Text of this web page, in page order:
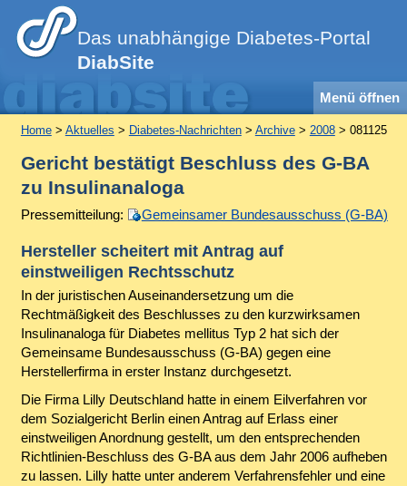
Das unabhängige Diabetes-Portal
DiabSite
Menü öffnen
Home> Aktuelles > Diabetes-Nachrichten> Archive> 2008> 081125
Gericht bestätigt Beschluss des G-BA
zu Insulinanaloga
Pressemitteilung: Gemeinsamer Bundesausschuss (G-BA)
Hersteller scheitert mit Antrag auf
einstweiligen Rechtsschutz
In der juristischen Auseinandersetzung um die
Rechtmäßigkeit des Beschlusses zu den kurzwirksamen
Insulinanaloga für Diabetes mellitus Typ 2 hat sich der
Gemeinsame Bundesausschuss (G-BA) gegen eine
Herstellerfirma in erster Instanz durchgesetzt.
Die Firma Lilly Deutschland hatte in einem Eilverfahren vor
dem Sozialgericht Berlin einen Antrag auf Erlass einer
einstweiligen Anordnung gestellt, um den entsprechenden
Richtlinien-Beschluss des G-BA aus dem Jahr 2006 aufheben
zu lassen. Lilly hatte unter anderem Verfahrensfehler und eine